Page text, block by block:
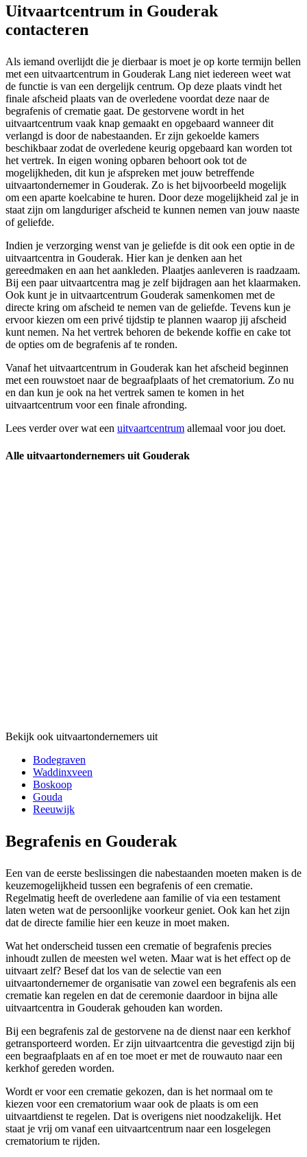
Uitvaartcentrum in Gouderak
contacteren
Als iemand overlijdt die je dierbaar is moet je op korte termijn bellen
met een uitvaartcentrum in Gouderak Lang niet iedereen weet wat
de functie is van een dergelijk centrum. Op deze plaats vindt het
finale afscheid plaats van de overledene voordat deze naar de
begrafenis of crematie gaat. De gestorvene wordt in het
uitvaartcentrum vaak knap gemaakt en opgebaard wanneer dit
verlangd is door de nabestaanden. Er zijn gekoelde kamers
beschikbaar zodat de overledene keurig opgebaard kan worden tot
het vertrek. In eigen woning opbaren behoort ook tot de
mogelijkheden, dit kun je afspreken met jouw betreffende
uitvaartondernemer in Gouderak. Zo is het bijvoorbeeld mogelijk
om een aparte koelcabine te huren. Door deze mogelijkheid zal je in
staat zijn om langduriger afscheid te kunnen nemen van jouw naaste
of geliefde.
Indien je verzorging wenst van je geliefde is dit ook een optie in de
uitvaartcentra in Gouderak. Hier kan je denken aan het
gereedmaken en aan het aankleden. Plaatjes aanleveren is raadzaam.
Bij een paar uitvaartcentra mag je zelf bijdragen aan het klaarmaken.
Ook kunt je in uitvaartcentrum Gouderak samenkomen met de
directe kring om afscheid te nemen van de geliefde. Tevens kun je
ervoor kiezen om een privé tijdstip te plannen waarop jij afscheid
kunt nemen. Na het vertrek behoren de bekende koffie en cake tot
de opties om de begrafenis af te ronden.
Vanaf het uitvaartcentrum in Gouderak kan het afscheid beginnen
met een rouwstoet naar de begraafplaats of het crematorium. Zo nu
en dan kun je ook na het vertrek samen te komen in het
uitvaartcentrum voor een finale afronding.
Lees verder over wat een uitvaartcentrum allemaal voor jou doet.
Alle uitvaartondernemers uit Gouderak
Bekijk ook uitvaartondernemers uit
Bodegraven
Waddinxveen
Boskoop
Gouda
Reeuwijk
Begrafenis en Gouderak
Een van de eerste beslissingen die nabestaanden moeten maken is de
keuzemogelijkheid tussen een begrafenis of een crematie.
Regelmatig heeft de overledene aan familie of via een testament
laten weten wat de persoonlijke voorkeur geniet. Ook kan het zijn
dat de directe familie hier een keuze in moet maken.
Wat het onderscheid tussen een crematie of begrafenis precies
inhoudt zullen de meesten wel weten. Maar wat is het effect op de
uitvaart zelf? Besef dat los van de selectie van een
uitvaartondernemer de organisatie van zowel een begrafenis als een
crematie kan regelen en dat de ceremonie daardoor in bijna alle
uitvaartcentra in Gouderak gehouden kan worden.
Bij een begrafenis zal de gestorvene na de dienst naar een kerkhof
getransporteerd worden. Er zijn uitvaartcentra die gevestigd zijn bij
een begraafplaats en af en toe moet er met de rouwauto naar een
kerkhof gereden worden.
Wordt er voor een crematie gekozen, dan is het normaal om te
kiezen voor een crematorium waar ook de plaats is om een
uitvaartdienst te regelen. Dat is overigens niet noodzakelijk. Het
staat je vrij om vanaf een uitvaartcentrum naar een losgelegen
crematorium te rijden.